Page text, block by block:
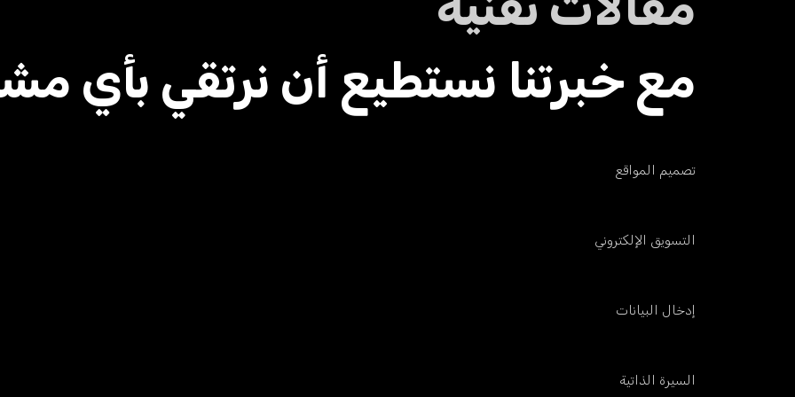
مع خبرتنا نستطيع أن نرتقي بأي
تصميم المواقع
التسويق الإلكتروني
إدخال البيانات
السيرة الذاتية